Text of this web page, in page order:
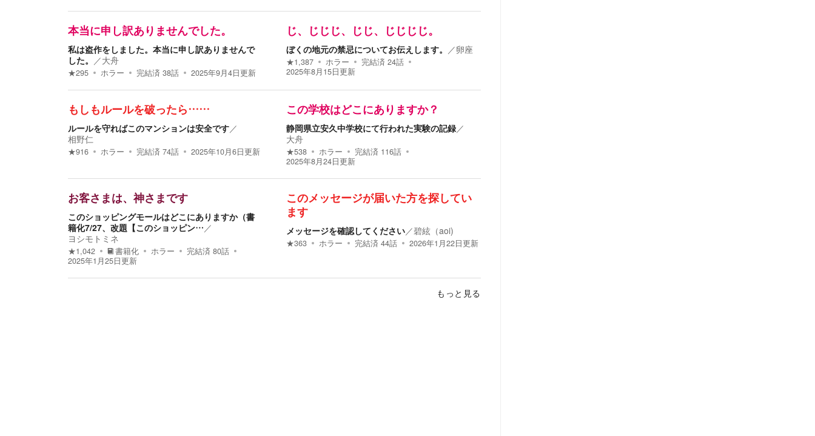
本当に申し訳ありませんでした。
私は盗作をしました。本当に申し訳ありませんで
した。 ／大舟
★295 ホラー 完結済 38話 2025年9月4日更新
じ、じじじ、じじ、じじじじ。
ぼくの地元の禁忌についてお伝えします。 ／卵座
★1,387 ホラー 完結済 24話
2025年8月15日更新
もしもルールを破ったら……
ルールを守ればこのマンションは安全です／
相野仁
★916 ホラー 完結済 74話 2025年10月6日更新
この学校はどこにありますか？
静岡県立安久中学校にて行われた実験の記録／
大舟
★538 ホラー 完結済 116話
2025年8月24日更新
お客さまは、神さまです
このショッピングモールはどこにありますか（書
籍化7/27、改題【このショッピン…／
ヨシモトミネ
★1,042 書籍化 ホラー 完結済 80話
2025年1月25日更新
このメッセージが届いた方を探してい
ます
メッセージを確認してください／碧絃（aoi)
★363 ホラー 完結済 44話 2026年1月22日更新
もっと見る